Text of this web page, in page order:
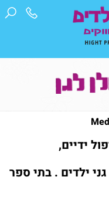
ידיים,
ילדים . בתי ספר